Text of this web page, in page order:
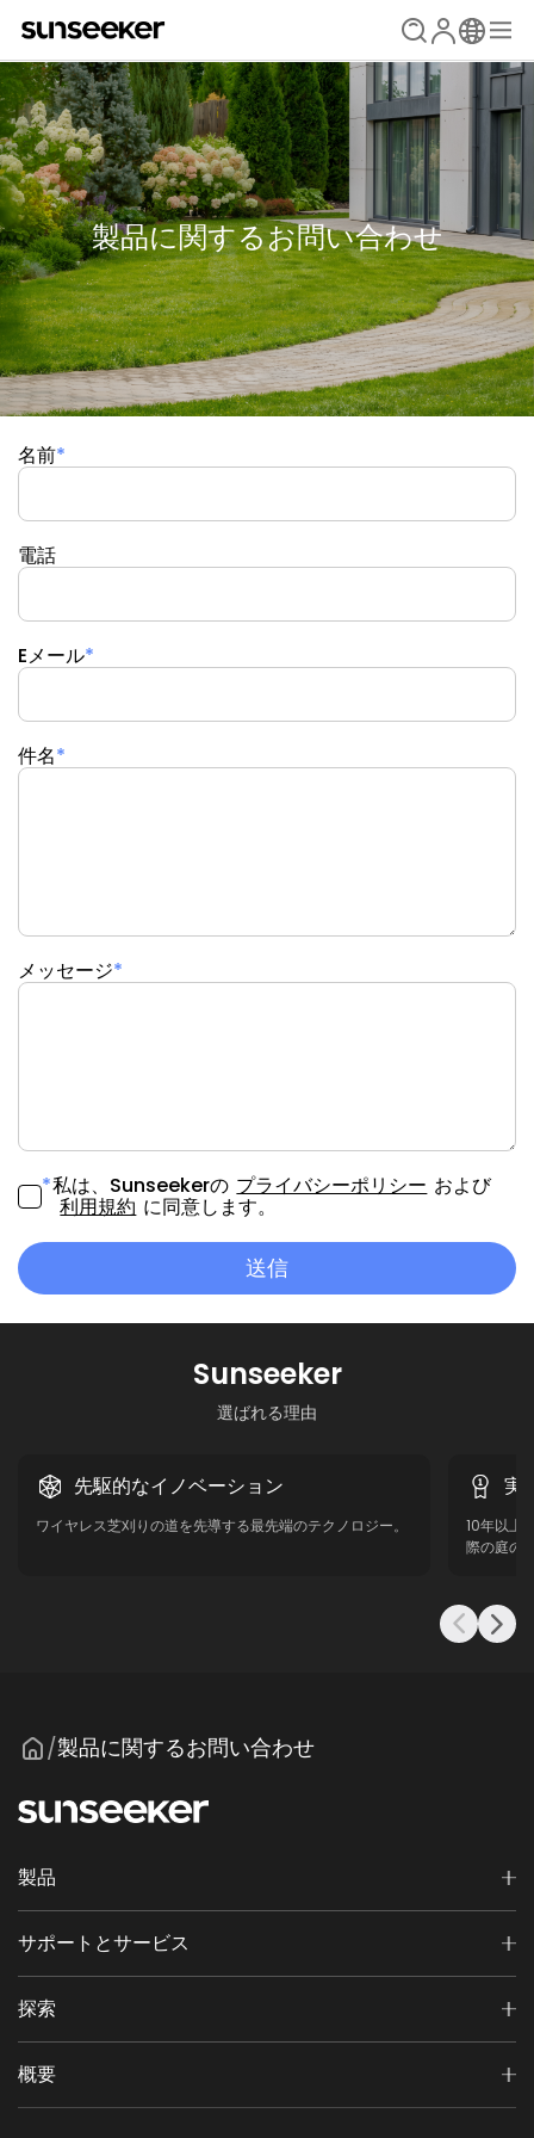
製品に関するお問い合わせ
名前*
電話
Eメール*
件名*
メッセージ*
*私は、Sunseekerの プライバシーポリシー および
利用規約 に同意します。
送信
選ばれる理由
Sunseeker
先駆的なイノベーション
ワイヤレス芝刈りの道を先導する最先端のテクノロジー。
実
10年以上
際の庭の
/製品に関するお問い合わせ
製品
サポートとサービス
探索
概要